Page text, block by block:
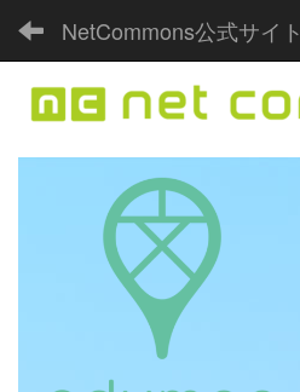
NetCommons公式サイト